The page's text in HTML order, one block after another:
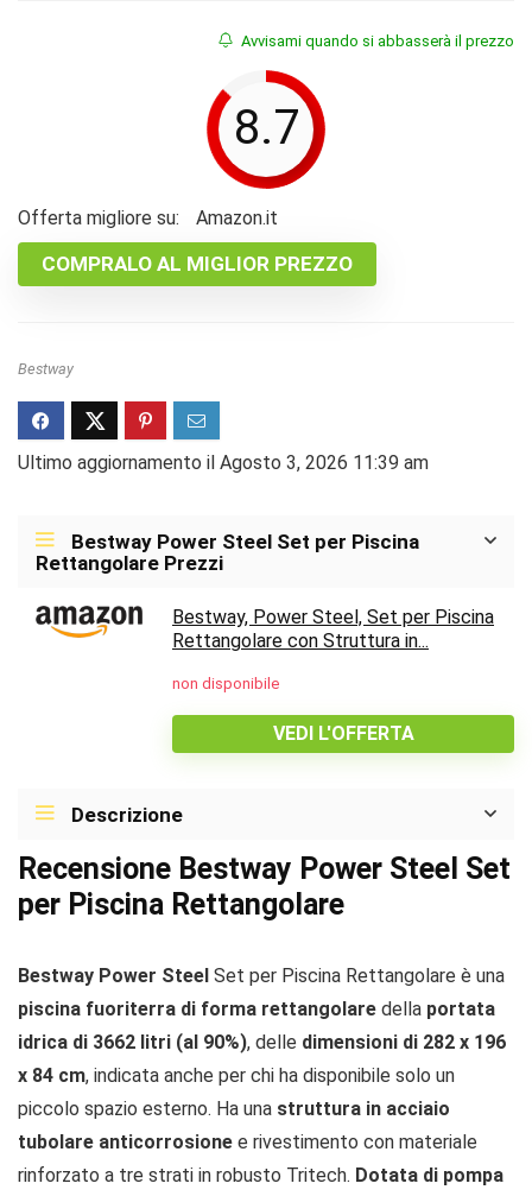
Avvisami quando si abbasserà il prezzo
8.7
Offerta migliore su: Amazon.it
COMPRALO AL MIGLIOR PREZZO
Bestway
Ultimo aggiornamento il Agosto 3, 2026 11:39 am
Bestway Power Steel Set per Piscina
Rettangolare Prezzi
Bestway, Power Steel, Set per Piscina
Rettangolare con Struttura in...
non disponibile
VEDI L'OFFERTA
Descrizione
Recensione Bestway Power Steel Set
per Piscina Rettangolare
Bestway Power Steel Set per Piscina Rettangolare è una
piscina fuoriterra di forma rettangolare della portata
idrica di 3662 litri (al 90%), delle dimensioni di 282 x 196
x 84 cm, indicata anche per chi ha disponibile solo un
piccolo spazio esterno. Ha una struttura in acciaio
tubolare anticorrosione e rivestimento con materiale
rinforzato a tre strati in robusto Tritech. Dotata di pompa